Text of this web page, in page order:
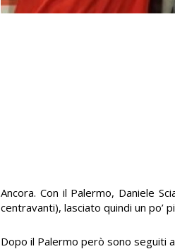
Ancora. Con il Palermo, Daniele
centravanti), lasciato quindi un po’
Dopo il Palermo però sono seguiti